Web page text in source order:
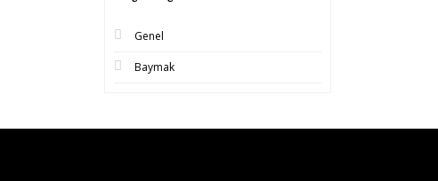
Genel
Baymak